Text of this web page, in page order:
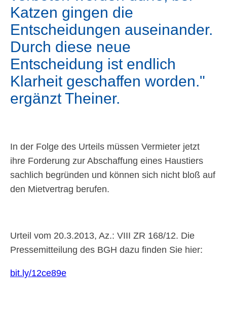
Katzen gingen die
Entscheidungen auseinander.
Durch diese neue
Entscheidung ist endlich
Klarheit geschaffen worden.
ergänzt Theiner.
In der Folge des Urteils müssen Vermieter jetzt
ihre Forderung zur Abschaffung eines Haustiers
sachlich begründen und können sich nicht bloß auf
den Mietvertrag berufen.
Urteil vom 20.3.2013, Az.: VIII ZR 168/12. Die
Pressemitteilung des BGH dazu finden Sie hier:
bit.ly/12ce89e